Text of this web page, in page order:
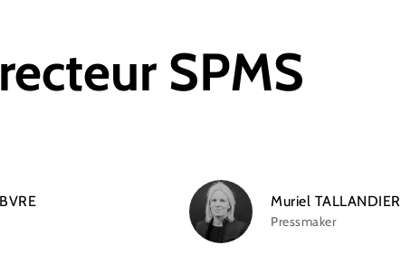
SPMS
Muriel TALLANDIER
Pressmaker